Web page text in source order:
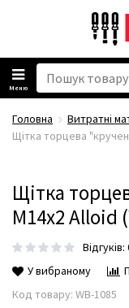
Меню
Головна
Витратні
Щітка торцева
Щітка
М14х2 Alloid
Відгуків:
У вибраному
Код товару: WB-1085